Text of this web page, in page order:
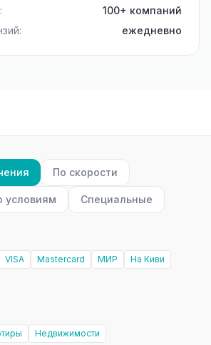
100+ компаний
ежедневно
По скорости
условиям Специальные
VISA Mastercard МИР
На Киви
Недвижимости